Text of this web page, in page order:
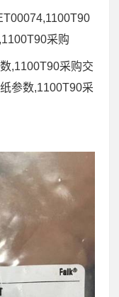
采购
,1100T90采购交
参数,1100T90采